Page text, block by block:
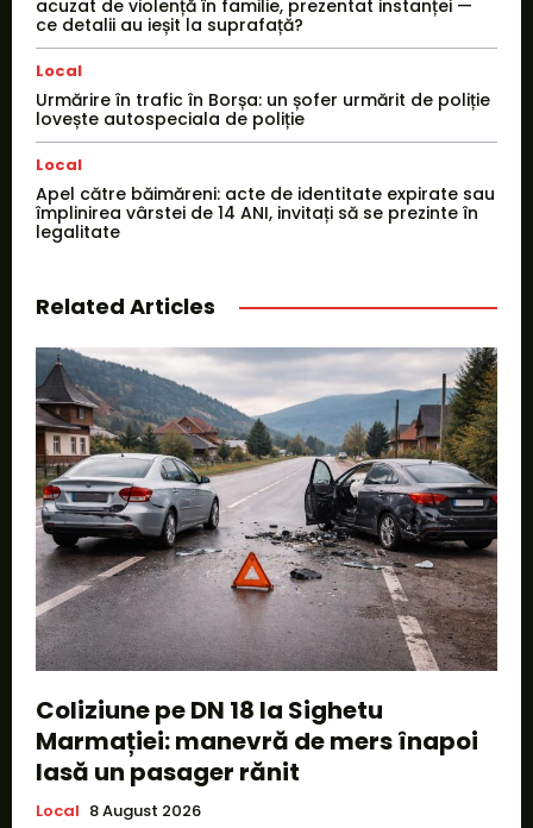
acuzat de violență în familie, prezentat instanței —
ce detalii au ieșit la suprafață?
Local
Urmărire în trafic în Borșa: un șofer urmărit de poliție
lovește autospeciala de poliție
Local
Apel către băimăreni: acte de identitate expirate sau
împlinirea vârstei de 14 ANI, invitați să se prezinte în
legalitate
Related Articles
Coliziune pe DN 18 la Sighetu
Marmației: manevră de mers înapoi
lasă un pasager rănit
Local 8 August 2026